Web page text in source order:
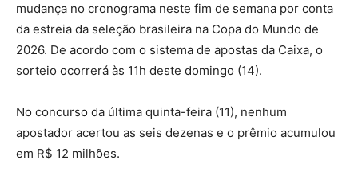
mudança no cronograma neste fim de semana por conta
da estreia da seleção brasileira na Copa do Mundo de
2026. De acordo com o sistema de apostas da Caixa, o
sorteio ocorrerá às 11h deste domingo (14).
No concurso da última quinta-feira (11), nenhum
apostador acertou as seis dezenas e o prêmio acumulou
em R$ 12 milhões.